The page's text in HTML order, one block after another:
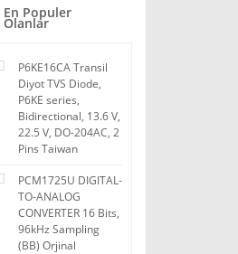
En Populer
Olanlar
P6KE16CA Transil
Diyot TVS Diode,
P6KE series,
Bidirectional, 13.6 V,
22.5 V, DO-204AC, 2
Pins Taiwan
PCM1725U DIGITAL-
TO-ANALOG
CONVERTER 16 Bits,
96kHz Sampling
(BB) Orjinal